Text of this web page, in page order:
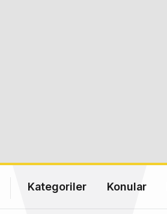
Kategoriler Konular